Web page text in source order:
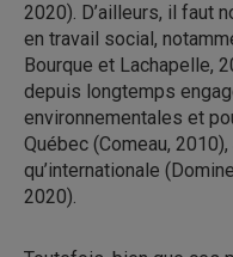
2020). D’ailleurs, il faut
en travail social,
Bourque et Lachapelle,
depuis longtemps
environnementales et
Québec (Comeau,
qu’internationale
2020).